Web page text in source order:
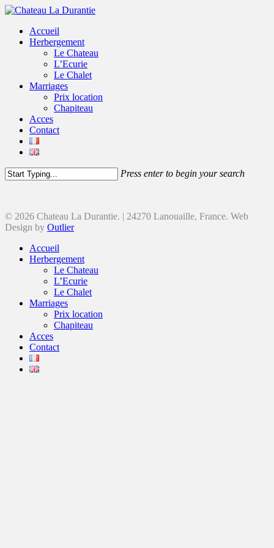
Accueil
Herbergement
Le Chateau
L’Ecurie
Le Chalet
Marriages
Prix location
Chapiteau
Acces
Contact
Press enter to begin your search
© 2026 Chateau La Durantie. | 24270 Lanouaille, France. Web
Design by Outlier
Accueil
Herbergement
Le Chateau
L’Ecurie
Le Chalet
Marriages
Prix location
Chapiteau
Acces
Contact